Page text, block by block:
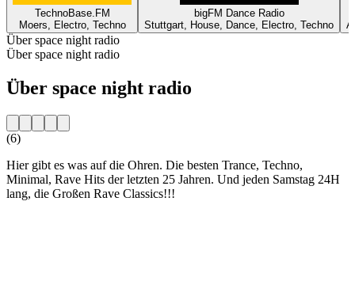
TechnoBase.FM
Moers, Electro, Techno
bigFM Dance Radio
Stuttgart, House, Dance, Electro, Techno
Über space night radio
Über space night radio
Über space night radio
(6)
Hier gibt es was auf die Ohren. Die besten Trance, Techno,
Minimal, Rave Hits der letzten 25 Jahren. Und jeden Samstag 24H
lang, die Großen Rave Classics!!!